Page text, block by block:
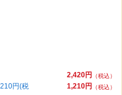
2,420円
（税込）
1,210円
（税込）
円(税